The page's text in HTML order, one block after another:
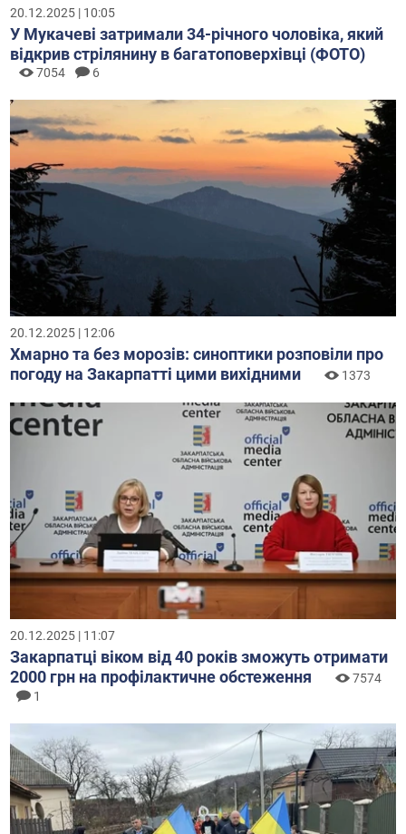
20.12.2025 | 10:05
У Мукачеві затримали 34-річного чоловіка, який
відкрив стрілянину в багатоповерхівці (ФОТО)
7054 6
20.12.2025 | 12:06
Хмарно та без морозів: синоптики розповіли про
погоду на Закарпатті цими вихідними
1373
20.12.2025 | 11:07
Закарпатці віком від 40 років зможуть отримати
2000 грн на профілактичне обстеження
7574
1